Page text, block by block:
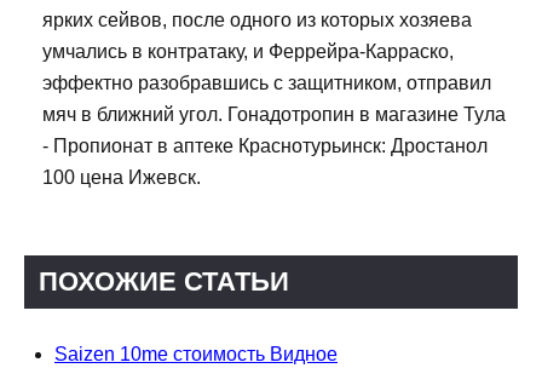
ярких сейвов, после одного из которых хозяева
умчались в контратаку, и Феррейра-Карраско,
эффектно разобравшись с защитником, отправил
мяч в ближний угол. Гонадотропин в магазине Тула
- Пропионат в аптеке Краснотурьинск: Дростанол
100 цена Ижевск.
ПОХОЖИЕ СТАТЬИ
Saizen 10me стоимость Видное